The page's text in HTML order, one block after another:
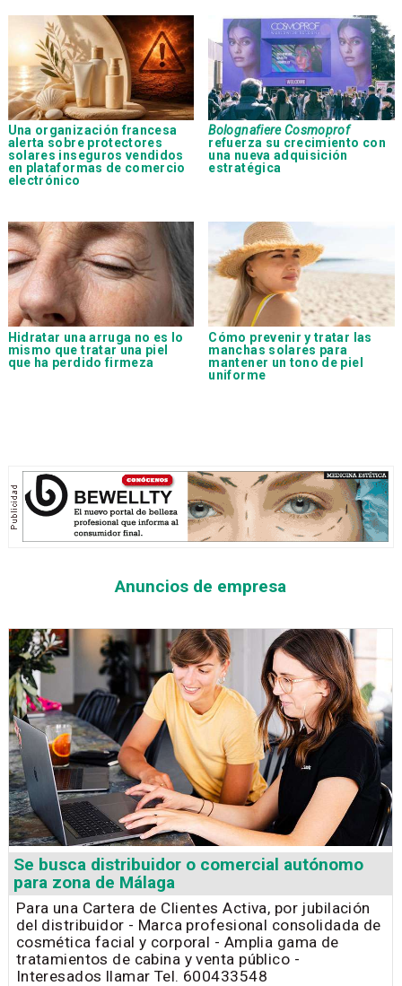
Una organización francesa
alerta sobre protectores
solares inseguros vendidos
en plataformas de comercio
electrónico
Bolognafiere Cosmoprof
refuerza su crecimiento con
una nueva adquisición
estratégica
Hidratar una arruga no es lo
mismo que tratar una piel
que ha perdido firmeza
Cómo prevenir y tratar las
manchas solares para
mantener un tono de piel
uniforme
Anuncios de empresa
Se busca distribuidor o comercial autónomo
para zona de Málaga
Para una Cartera de Clientes Activa, por jubilación
del distribuidor - Marca profesional consolidada de
cosmética facial y corporal - Amplia gama de
tratamientos de cabina y venta público -
Interesados llamar Tel. 600433548